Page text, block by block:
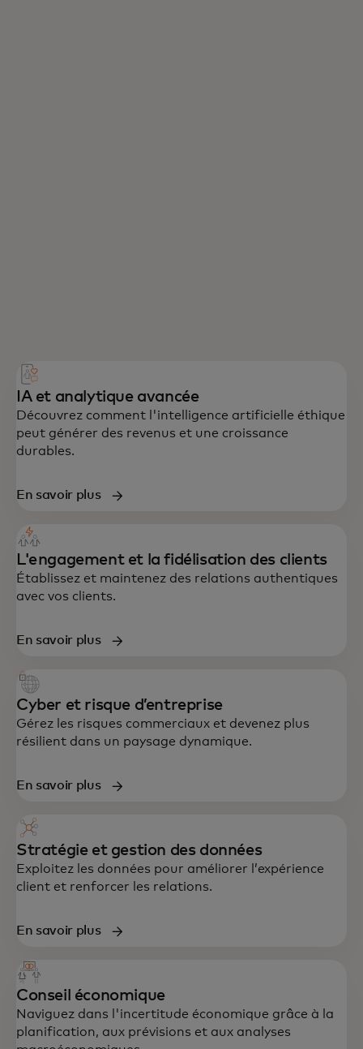
Un soutien de bout en bout en stratégie,
IA et analytique avancée
Découvrez comment l'intelligence artificielle éthique
peut générer des revenus et une croissance
durables.
En savoir plus
L'engagement et la fidélisation des clients
Établissez et maintenez des relations authentiques
avec vos clients.
En savoir plus
Cyber et risque d’entreprise
Gérez les risques commerciaux et devenez plus
résilient dans un paysage dynamique.
En savoir plus
Stratégie et gestion des données
Exploitez les données pour améliorer l’expérience
client et renforcer les relations.
En savoir plus
Conseil économique
Naviguez dans l'incertitude économique grâce à la
planification, aux prévisions et aux analyses